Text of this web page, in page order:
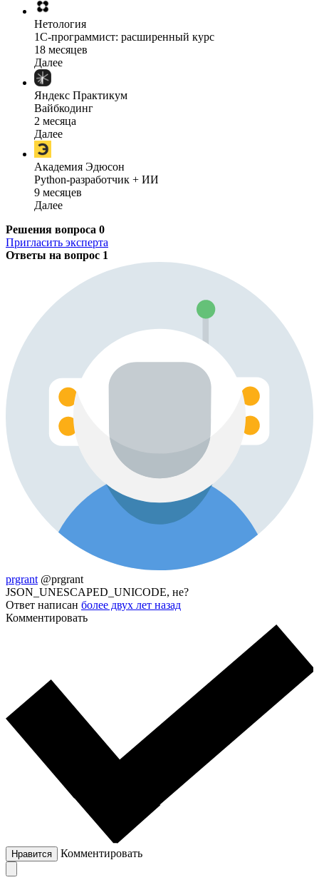
Нетология
1C-программист: расширенный курс
18 месяцев
Далее
Яндекс Практикум
Вайбкодинг
2 месяца
Далее
Академия Эдюсон
Python-разработчик + ИИ
9 месяцев
Далее
Решения вопроса 0
Пригласить эксперта
Ответы на вопрос 1
prgrant @prgrant
JSON_UNESCAPED_UNICODE, не?
Ответ написан более двух лет назад
Комментировать
Нравится Комментировать